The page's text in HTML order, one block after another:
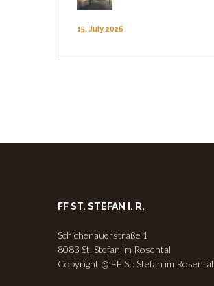
15. July 2026
FF ST. STEFAN I. R.
Schichenauerstraße 1
8083 St. Stefan im Rosental
Copyright @ FF St. Stefan im Rosental